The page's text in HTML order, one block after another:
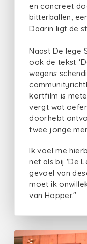
en concreet
bitterballen,
Daarin ligt de
Naast De lege
ook de tekst
wegens
kortfilm is
vergt wat
doorhebt
twee jonge
Ik voel me
net als bij 'De
gevoel van
moet ik
van Hopper."